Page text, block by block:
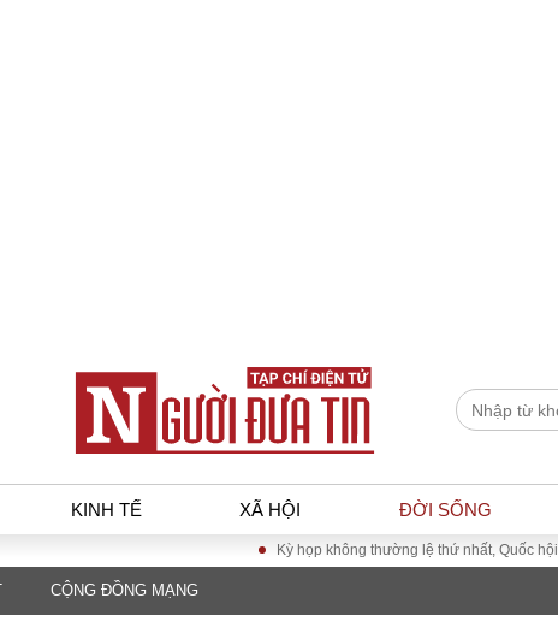
KINH TẾ XÃ HỘI ĐỜI SỐNG
KINH TẾ
Kỳ họp không thường lệ thứ nhất, Quốc hội khóa XVI
CỘNG ĐỒNG MẠNG